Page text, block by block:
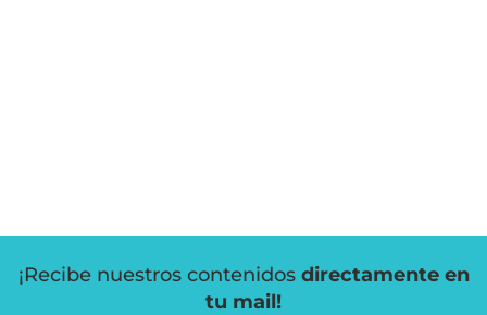
¡Recibe nuestros contenidos directamente en
tu mail!